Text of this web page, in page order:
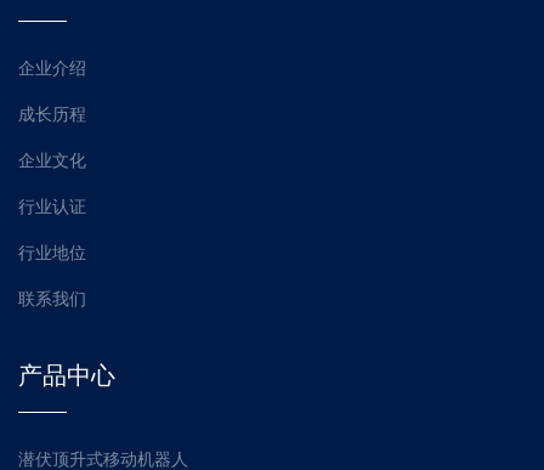
企业介绍
成长历程
企业文化
行业认证
行业地位
联系我们
产品中心
潜伏顶升式移动机器人